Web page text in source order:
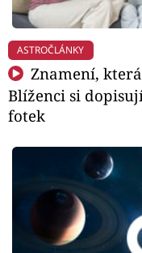
ASTROČLÁNKY
Znamení,
Blíženci si
fotek